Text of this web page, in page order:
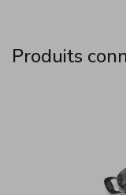
Produits